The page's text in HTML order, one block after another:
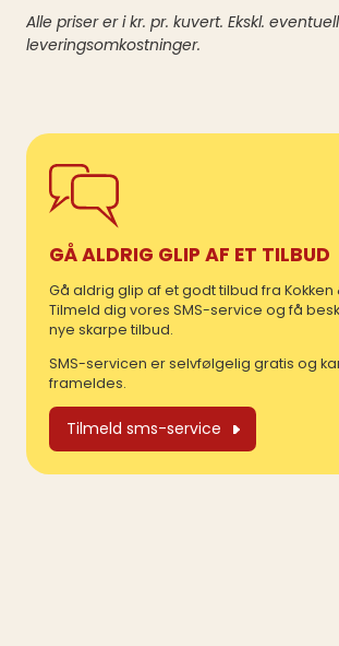
Alle priser er i kr. pr. kuvert. Ekskl.
leveringsomkostninger.
GÅ ALDRIG GLIP AF ET TILBUD
Gå aldrig glip af et godt tilbud fra Kokken
Tilmeld dig vores SMS-service og få
nye skarpe tilbud.
SMS-servicen er selvfølgelig gratis og
frameldes.
Tilmeld sms-service